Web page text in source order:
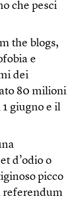
che pesci
the blogs,
e
dei
80 milioni
giugno e il
d’odio o
picco
referendum